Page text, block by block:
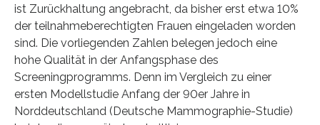
ist Zurückhaltung angebracht, da bisher erst etwa 10%
der teilnahmeberechtigten Frauen eingeladen worden
sind. Die vorliegenden Zahlen belegen jedoch eine
hohe Qualität in der Anfangsphase des
Screeningprogramms. Denn im Vergleich zu einer
ersten Modellstudie Anfang der 90er Jahre in
Norddeutschland (Deutsche Mammographie-Studie)